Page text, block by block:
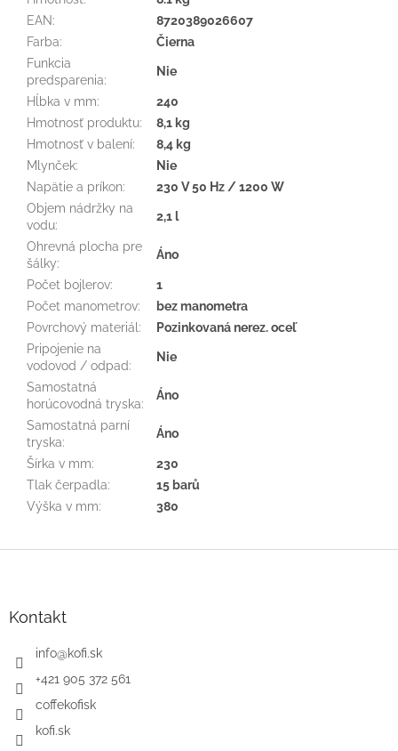
EAN:
8720389026607
Farba:
Čierna
Funkcia
predsparenia:
Nie
Hĺbka v mm:
240
Hmotnosť produktu:
8,1 kg
Hmotnosť v balení:
8,4 kg
Mlynček:
Nie
Napätie a príkon:
230 V 50 Hz / 1200 W
Objem nádržky na
vodu:
2,1 l
Ohrevná plocha pre
šálky:
Áno
Počet bojlerov:
1
Počet manometrov:
bez manometra
Povrchový materiál:
Pozinkovaná nerez. oceľ
Pripojenie na
vodovod / odpad:
Nie
Samostatná
horúcovodná tryska:
Áno
Samostatná parní
tryska:
Áno
Šírka v mm:
230
Tlak čerpadla:
15 barů
Výška v mm: 380
Kontakt
info@kofi.sk
+421 905 372 561
coffekofisk
kofi.sk